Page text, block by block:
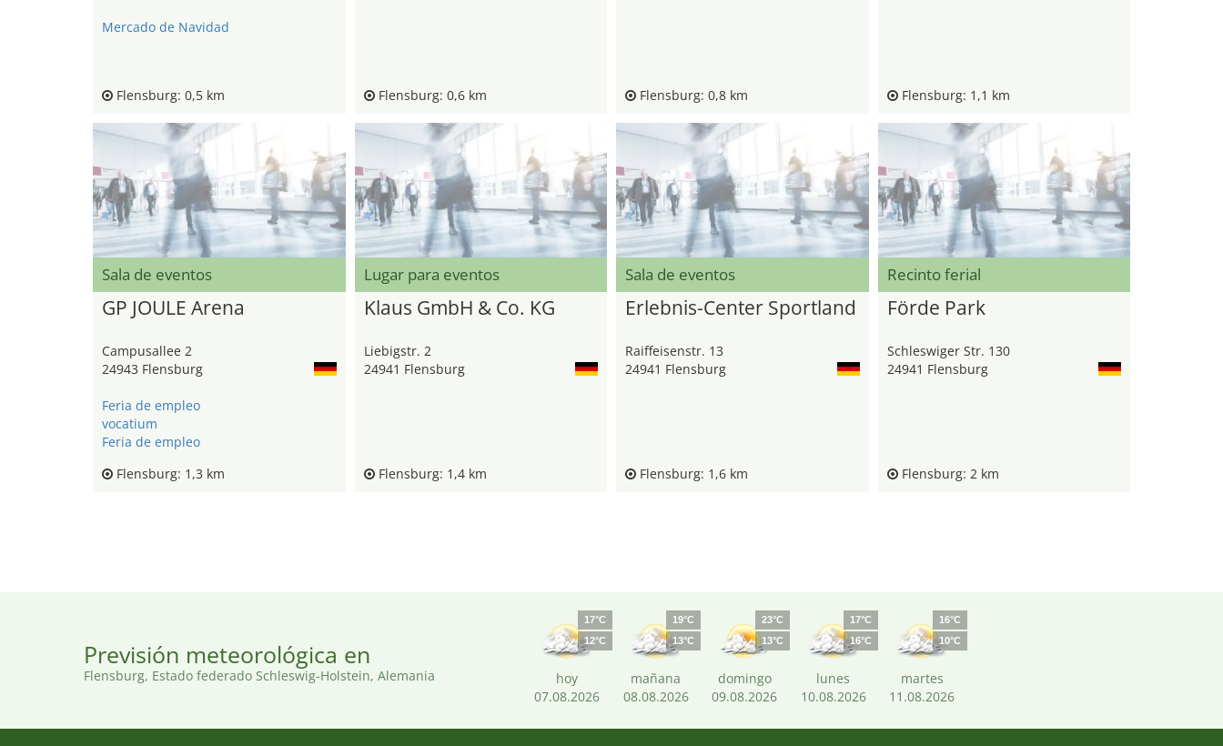
Mercado de Navidad
Flensburg: 0,5 km Flensburg: 0,6 km Flensburg: 0,8 km Flensburg: 1,1 km
Sala de eventos
GP JOULE Arena
Campusallee 2
24943 Flensburg
Feria de empleo
vocatium
Feria de empleo
Flensburg: 1,3 km
Lugar para eventos
Klaus GmbH & Co. KG
Liebigstr. 2
24941 Flensburg
Flensburg: 1,4 km
Sala de eventos
Erlebnis-Center Sportland
Raiffeisenstr. 13
24941 Flensburg
Flensburg: 1,6 km
Recinto ferial
Förde Park
Schleswiger Str. 130
24941 Flensburg
Flensburg: 2 km
Previsión meteorológica en
Flensburg, Estado federado Schleswig-Holstein, Alemania
17°C
12°C
hoy
07.08.2026
19°C
13°C
mañana
08.08.2026
23°C
13°C
domingo
09.08.2026
17°C
16°C
lunes
10.08.2026
16°C
10°C
martes
11.08.2026